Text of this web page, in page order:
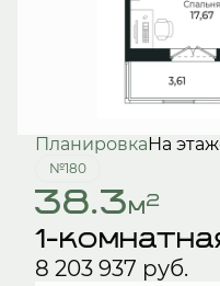
ПланировкаНа
№180
38.3м2
1-
8 203 937 руб.